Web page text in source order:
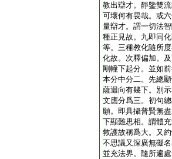
教出辯才。靜鑒雙
可壞何有畏哉。或
量辯才。謂一切法
種正見故。九即同
等。三種教化隨所
化故。次釋偏加。
剛幢下起分。並如
本分中分二。先總
薩迴向有幾下。別
文應分爲三。初句
願。即具攝普賢無
下顯難思相。謂體
救護故稱爲大。又
不思議又深廣無礙
並充法界。隨所遍